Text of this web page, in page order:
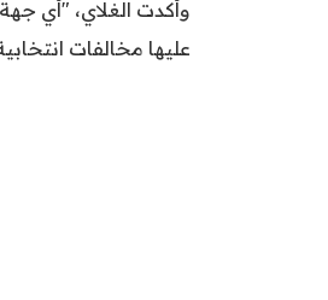
وأكدت الغلاي، "أي
عليها مخالفات